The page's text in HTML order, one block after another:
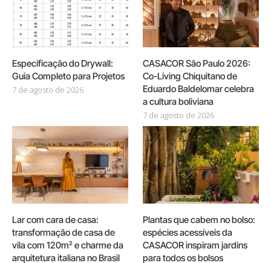
Especificação do Drywall:
Guia Completo para Projetos
7 de agosto de 2026
CASACOR São Paulo 2026:
Co-Living Chiquitano de
Eduardo Baldelomar celebra
a cultura boliviana
7 de agosto de 2026
Lar com cara de casa:
transformação de casa de
vila com 120m² e charme da
arquitetura italiana no Brasil
Plantas que cabem no bolso:
espécies acessíveis da
CASACOR inspiram jardins
para todos os bolsos